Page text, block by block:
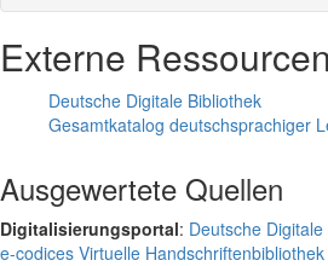
Externe Ressourcen
Deutsche Digitale Bibliothek
Gesamtkatalog deutschsprachiger
Ausgewertete Quellen
Digitalisierungsportal: Deutsche
e-codices Virtuelle